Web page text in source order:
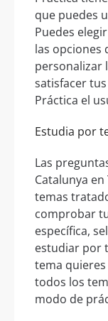
que puedes
Puedes
las opciones
personalizar
satisfacer
Práctica el
Estudia por
Las
Catalunya
temas
comprobar
específica,
estudiar por
tema
todos los
modo de